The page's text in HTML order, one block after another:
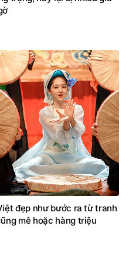
đẹp như bước ra từ tranh
mê hoặc hàng triệu